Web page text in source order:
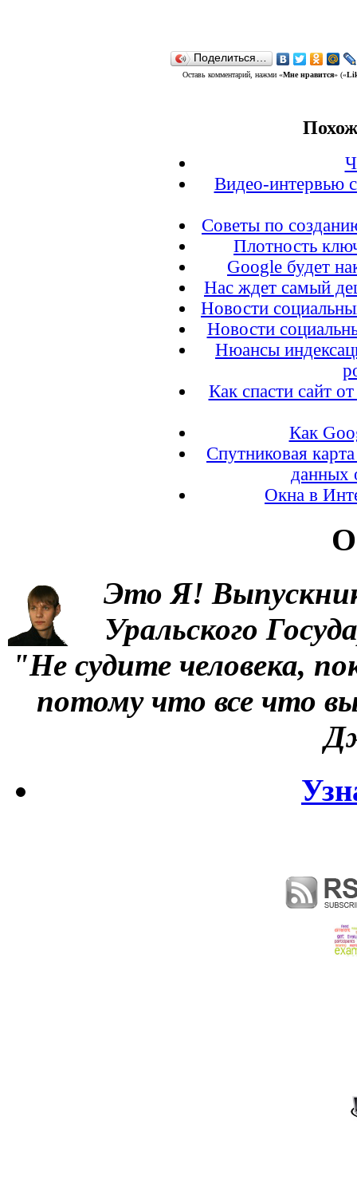
Поделиться…
Оставь комментарий, нажми «Мне нравится» («
Видео-интервью
Советы по
Плотность
Google будет
Нас ждет самый
Новости
Новости
Нюансы
Как спасти сайт
Как
Спутниковая
данных
Окна в
Это Я!
Уральского
"Не судите человека,
потому что все что